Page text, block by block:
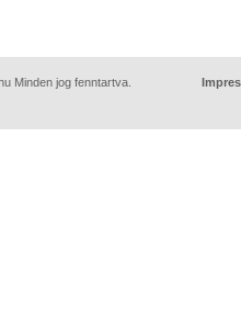
Minden jog fenntartva.